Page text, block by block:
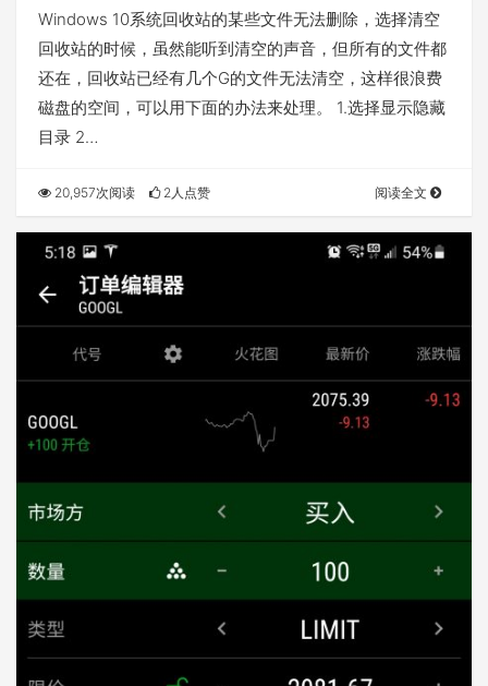
怎么办？
Windows 10系统回收站的某些文件无法删除，选择清空
回收站的时候，虽然能听到清空的声音，但所有的文件都
还在，回收站已经有几个G的文件无法清空，这样很浪费
磁盘的空间，可以用下面的办法来处理。 1.选择显示隐藏
目录 2…
20,957次阅读 2人点赞 阅读全文